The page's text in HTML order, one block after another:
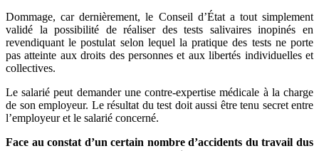
Dommage, car dernièrement, le Conseil d’État a tout simplement
validé la possibilité de réaliser des tests salivaires inopinés en
revendiquant le postulat selon lequel la pratique des tests ne porte
pas atteinte aux droits des personnes et aux libertés individuelles et
collectives.
Le salarié peut demander une contre-expertise médicale à la charge
de son employeur. Le résultat du test doit aussi être tenu secret entre
l’employeur et le salarié concerné.
Face au constat d’un certain nombre d’accidents du travail dus